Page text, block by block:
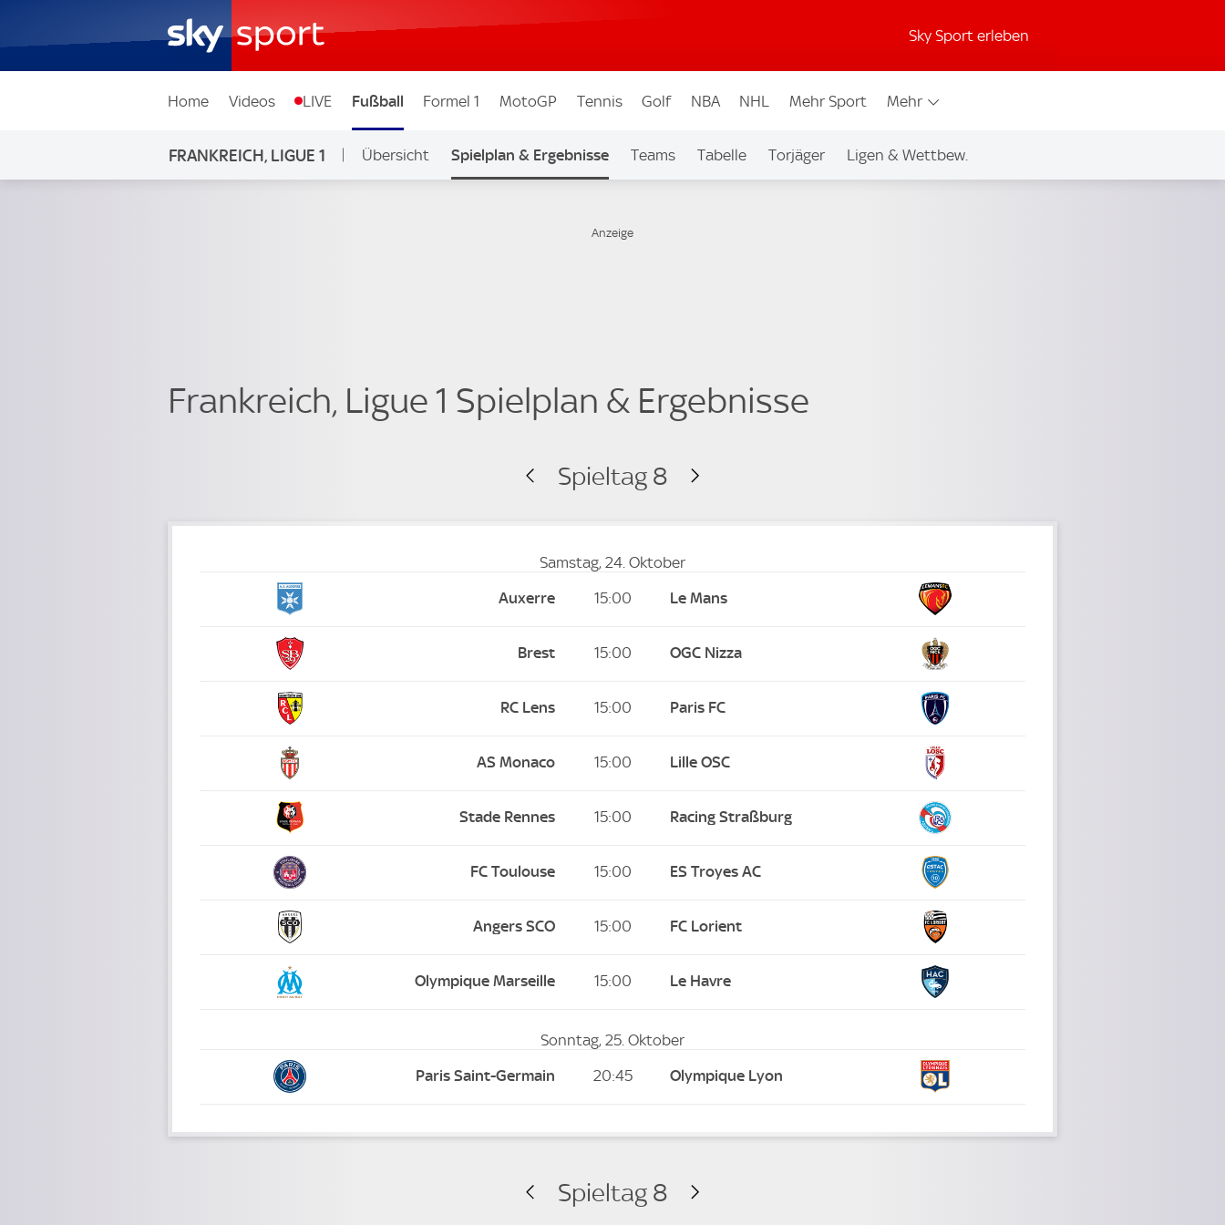
Sky Sport erleben
Home Videos LIVE Fußball Formel 1 MotoGP Tennis Golf NBA NHL Mehr Sport Mehr
FRANKREICH, LIGUE 1 Übersicht Spielplan & Ergebnisse Teams Tabelle Torjäger Ligen & Wettbew.
Frankreich, Ligue 1 Spielplan & Ergebnisse
Spieltag 8
Samstag, 24. Oktober
Auxerre
15:00 Le Mans
Brest 15:00 OGC Nizza
RC Lens 15:00 Paris FC
AS Monaco 15:00 Lille OSC
Stade Rennes 15:00 Racing Straßburg
FC Toulouse 15:00 ES Troyes AC
Angers SCO 15:00 FC Lorient
Olympique Marseille 15:00 Le Havre
Sonntag, 25. Oktober
Paris Saint-Germain
20:45 Olympique Lyon
Spieltag 8